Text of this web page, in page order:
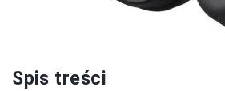
Spis treści